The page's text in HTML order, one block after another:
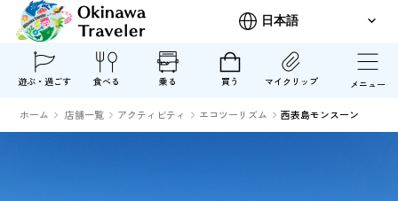
遊ぶ・過ごす 食べる 乗る 買う マイクリップ メニュー
ホーム 店舗一覧 アクティビティ エコツーリズム 西表島モンスーン